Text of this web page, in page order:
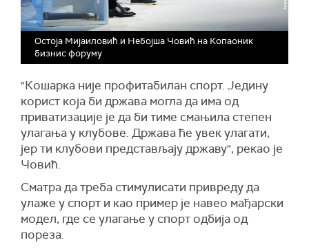
Остоја Мијаиловић и Небојша Човић на Копаоник
бизнис форуму
"Кошарка није профитабилан спорт. Једину
корист која би држава могла да има од
приватизације је да би тиме смањила степен
улагања у клубове. Држава ће увек улагати,
јер ти клубови представљају државу", рекао је
Човић.
Сматра да треба стимулисати привреду да
улаже у спорт и као пример је навео мађарски
модел, где се улагање у спорт одбија од
пореза.